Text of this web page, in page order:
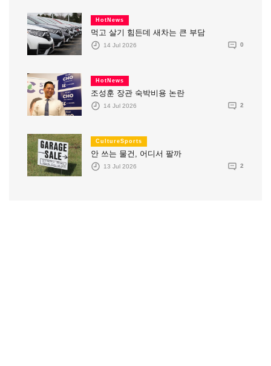
HotNews
먹고 살기 힘든데 새차는 큰 부담
14 Jul 2026 0
HotNews
조성훈 장관 숙박비용 논란
14 Jul 2026 2
CultureSports
안 쓰는 물건, 어디서 팔까
13 Jul 2026 2